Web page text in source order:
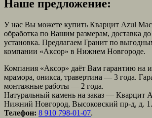
Наше предложение:
У нас Вы можете купить Кварцит Azul
обработка по Вашим размерам, доставка до
установка. Предлагаем Гранит по
компании «Аксор» в Нижнем Новгороде.
Компания «Аксор» даёт Вам гарантию на
мрамора, оникса, травертина — 3 года.
монтажные работы — 2 года.
Натуральный камень на заказ — Кварцит
Нижний Новгород, Высоковский пр-д, д. 1.
Телефон: 8 910 798-01-07.